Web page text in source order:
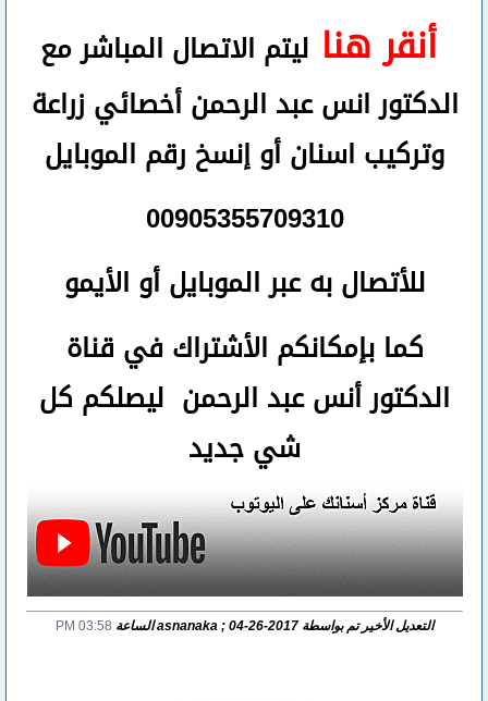
أنقر هنا ليتم الاتصال المباشر مع
الدكتور انس عبد الرحمن أخصائي زراعة
وتركيب اسنانأوإنسخ رقم الموبايل
00905355709310
للأتصالبه عبر الموبايل أو الأيمو
كما بإمكانكم الأشتراك في قناة
الدكتور أنس عبد الرحمن ليصلكم كل
شي جديد
التعديل الأخير تم بواسطة asnanaka ; 04-26-2017 الساعة 03:58 PM